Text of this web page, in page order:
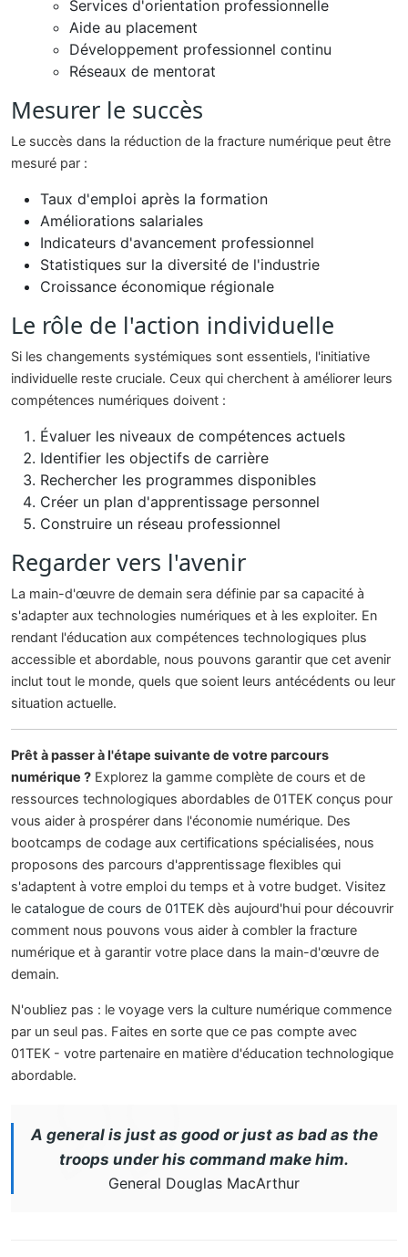
Services d'orientation professionnelle
Aide au placement
Développement professionnel continu
Réseaux de mentorat
Mesurer le succès
Le succès dans la réduction de la fracture numérique peut être
mesuré par :
Taux d'emploi après la formation
Améliorations salariales
Indicateurs d'avancement professionnel
Statistiques sur la diversité de l'industrie
Croissance économique régionale
Le rôle de l'action individuelle
Si les changements systémiques sont essentiels, l'initiative
individuelle reste cruciale. Ceux qui cherchent à améliorer leurs
compétences numériques doivent :
Évaluer les niveaux de compétences actuels
Identifier les objectifs de carrière
Rechercher les programmes disponibles
Créer un plan d'apprentissage personnel
Construire un réseau professionnel
Regarder vers l'avenir
La main-d'œuvre de demain sera définie par sa capacité à
s'adapter aux technologies numériques et à les exploiter. En
rendant l'éducation aux compétences technologiques plus
accessible et abordable, nous pouvons garantir que cet avenir
inclut tout le monde, quels que soient leurs antécédents ou leur
situation actuelle.
Prêt à passer à l'étape suivante de votre parcours
numérique ? Explorez la gamme complète de cours et de
ressources technologiques abordables de 01TEK conçus pour
vous aider à prospérer dans l'économie numérique. Des
bootcamps de codage aux certifications spécialisées, nous
proposons des parcours d'apprentissage flexibles qui
s'adaptent à votre emploi du temps et à votre budget. Visitez
le catalogue de cours de 01TEK dès aujourd'hui pour découvrir
comment nous pouvons vous aider à combler la fracture
numérique et à garantir votre place dans la main-d'œuvre de
demain.
N'oubliez pas : le voyage vers la culture numérique commence
par un seul pas. Faites en sorte que ce pas compte avec
01TEK - votre partenaire en matière d'éducation technologique
abordable.
A general is just as good or just as bad as the
troops under his command make him.
General Douglas MacArthur